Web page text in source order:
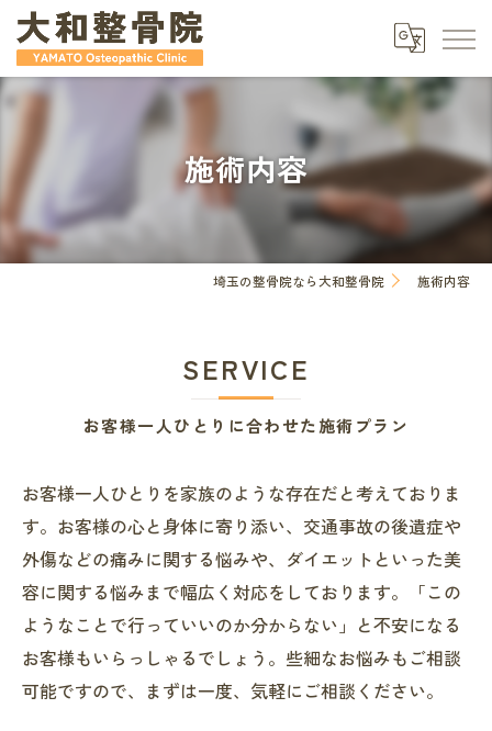
施術内容
埼玉の整骨院なら大和整骨院 施術内容
お客様一人ひとりに合わせた施術プラン
SERVICE
お客様一人ひとりを家族のような存在だと考えておりま
す。お客様の心と身体に寄り添い、交通事故の後遺症や
外傷などの痛みに関する悩みや、ダイエットといった美
容に関する悩みまで幅広く対応をしております。「この
ようなことで行っていいのか分からない」と不安になる
お客様もいらっしゃるでしょう。些細なお悩みもご相談
可能ですので、まずは一度、気軽にご相談ください。